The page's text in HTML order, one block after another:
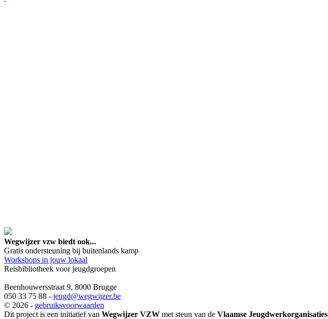
Wegwijzer vzw biedt ook...
Gratis ondersteuning bij buitenlands kamp
Workshops in jouw lokaal
Reisbibliotheek voor jeugdgroepen
Beenhouwersstraat 9, 8000 Brugge
050 33 75 88 - jeugd@wegwijzer.be
© 2026 - gebruiksvoorwaarden
Dit project is een initiatief van Wegwijzer VZW met steun van de Vlaamse Jeugdwerkorganisaties